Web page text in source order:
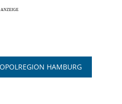
HAMBURG